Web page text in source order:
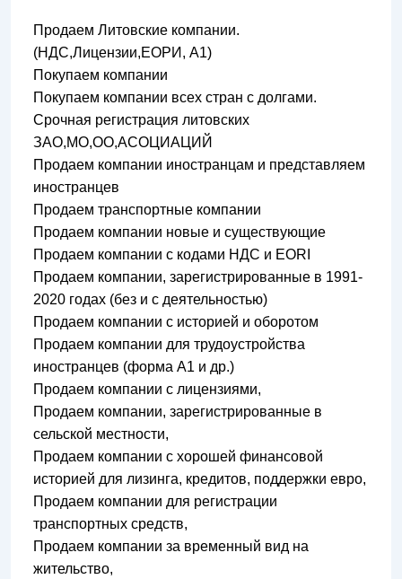
Продаем Литовские компании.
(НДС,Лицензии,ЕОРИ, A1)
Покупаем компании
Покупаем компании всех стран с долгами.
Срочная регистрация литовских
ЗАО,МО,ОО,АСОЦИАЦИЙ
Продаем компании иностранцам и представляем
иностранцев
Продаем транспортные компании
Продаем компании новые и существующие
Продаем компании с кодами НДС и EORI
Продаем компании, зарегистрированные в 1991-
2020 годах (без и с деятельностью)
Продаем компании с историей и оборотом
Продаем компании для трудоустройства
иностранцев (форма А1 и др.)
Продаем компании с лицензиями,
Продаем компании, зарегистрированные в
сельской местности,
Продаем компании с хорошей финансовой
историей для лизинга, кредитов, поддержки евро,
Продаем компании для регистрации
транспортных средств,
Продаем компании за временный вид на
жительство,